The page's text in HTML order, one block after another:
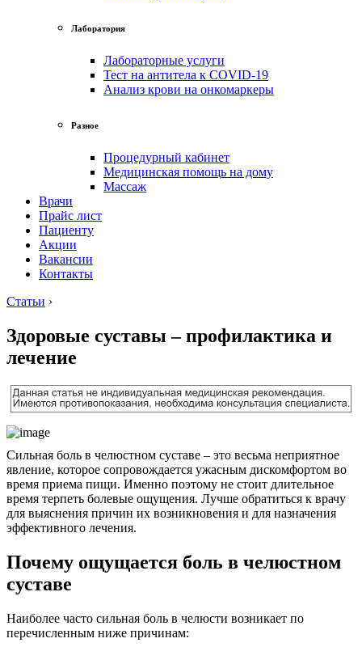
Лаборатория
Лабораторные услуги
Тест на антитела к COVID-19
Анализ крови на онкомаркеры
Разное
Процедурный кабинет
Медицинская помощь на дому
Массаж
Врачи
Прайс лист
Пациенту
Акции
Вакансии
Контакты
Статьи ›
Здоровые суставы – профилактика и
лечение
Сильная боль в челюстном суставе – это весьма неприятное
явление, которое сопровождается ужасным дискомфортом во
время приема пищи. Именно поэтому не стоит длительное
время терпеть болевые ощущения. Лучше обратиться к врачу
для выяснения причин их возникновения и для назначения
эффективного лечения.
Почему ощущается боль в челюстном
суставе
Наиболее часто сильная боль в челюсти возникает по
перечисленным ниже причинам: